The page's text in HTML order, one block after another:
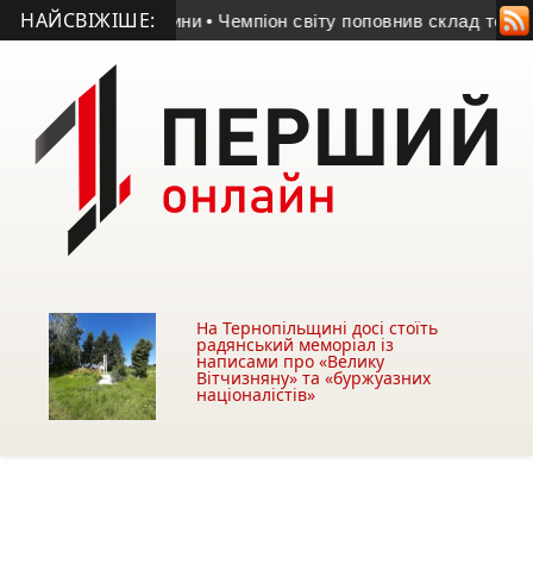
НАЙСВІЖІШЕ:• Чемпіон світу поповнив склад тернопільської
На Тернопільщині досі стоїть
радянський меморіал із
написами про «Велику
Вітчизняну» та «буржуазних
націоналістів»